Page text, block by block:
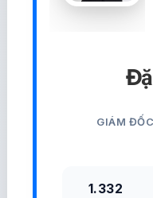
GIÁM
1.332